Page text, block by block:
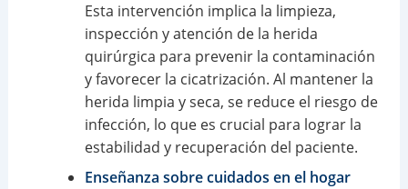
Esta intervención implica la limpieza,
inspección y atención de la herida
quirúrgica para prevenir la contaminación
y favorecer la cicatrización. Al mantener la
herida limpia y seca, se reduce el riesgo de
infección, lo que es crucial para lograr la
estabilidad y recuperación del paciente.
Enseñanza sobre cuidados en el hogar